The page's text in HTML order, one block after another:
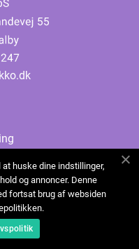
huske dine indstillinger,
og annoncer. Denne
fortsat brug af websiden